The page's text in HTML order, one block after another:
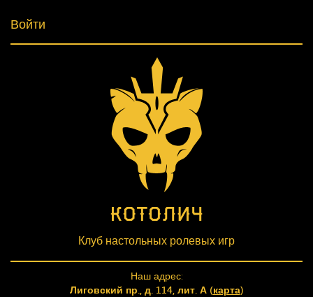
Войти
Клуб настольных ролевых игр
Наш адрес:
Лиговский пр., д. 114, лит. А (карта)